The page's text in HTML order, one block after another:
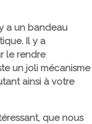
a un bandeau
Il y a
le rendre
un joli mécanisme
ainsi à votre
que nous